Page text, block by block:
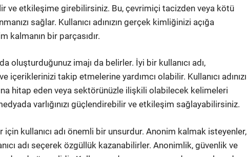
ve etkileşime girebilirsiniz. Bu, çevrimiçi tacizden veya kötü
sağlar. Kullanıcı adınızın gerçek kimliğinizi açığa
kalmanın bir parçasıdır.
oluşturduğunuz imajı da belirler. İyi bir kullanıcı adı,
takip etmelerine yardımcı olabilir. Kullanıcı adınızı
hitap eden veya sektörünüzle ilişkili olabilecek kelimeleri
varlığınızı güçlendirebilir ve etkileşim sağlayabilirsiniz.
kullanıcı adı önemli bir unsurdur. Anonim kalmak isteyenler,
adı seçerek özgüllük kazanabilirler. Anonimlik, güvenlik ve